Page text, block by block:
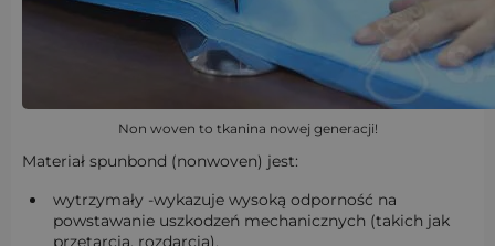
Non woven to tkanina nowej generacji!
Materiał spunbond (nonwoven) jest:
wytrzymały -wykazuje wysoką odporność na
powstawanie uszkodzeń mechanicznych (takich jak
przetarcia, rozdarcia),